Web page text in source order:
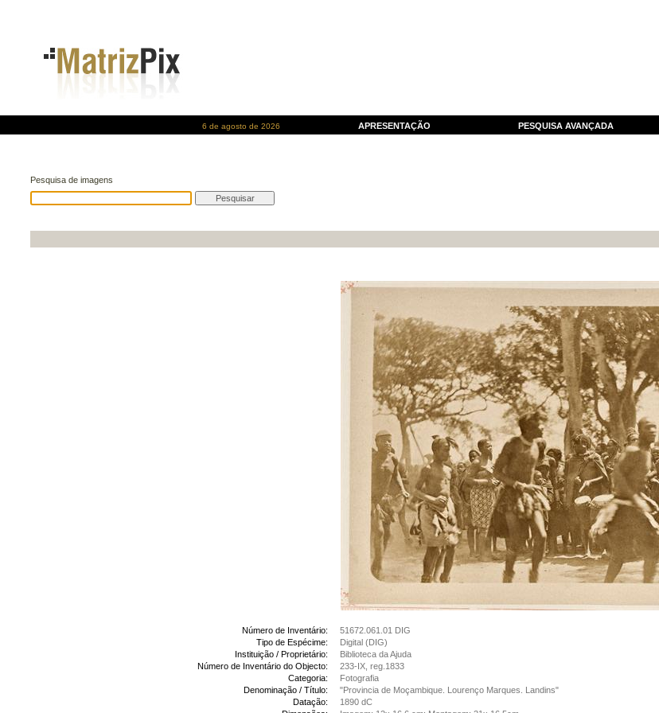
6 de agosto de 2026 APRESENTAÇÃO PESQUISA AVANÇADA
Pesquisa de imagens
Número de Inventário:
51672.061.01 DIG
Tipo de Espécime:
Digital (DIG)
Instituição / Proprietário:
Biblioteca da Ajuda
Número de Inventário do Objecto:
233-IX, reg.1833
Categoria:
Fotografia
Denominação / Título:
"Provincia de Moçambique. Lourenço Marques. Landins"
Datação:
1890 dC